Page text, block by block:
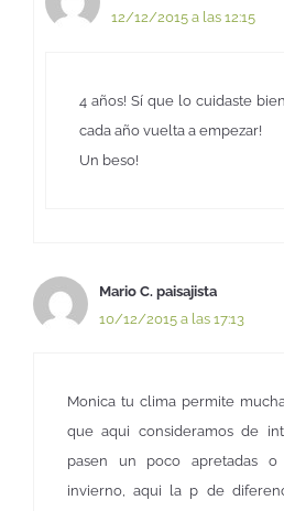
12/12/2015 a las 12:15
4 años! Sí que lo cuidaste
cada año vuelta a empezar!
Un beso!
Mario C. paisajista
10/12/2015 a las 17:13
Monica tu clima permite
que aqui consideramos de
pasen un poco apretadas
invierno, aqui la p de